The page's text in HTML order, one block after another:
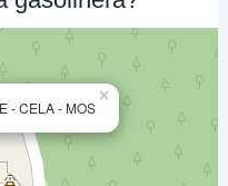
VER PRECIOS
- CELA - MOS
×